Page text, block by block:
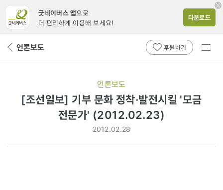
굿네이버스 앱으로
더 편리하게 이용해 보세요!
다운로드
뒤 언론보도 후원하기
전체
언론보도
[조선일보] 기부 문화 정착·발전시킬 '모금
전문가' (2012.02.23)
2012.02.28